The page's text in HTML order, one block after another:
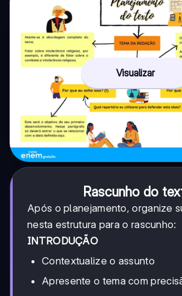
Visualizar
Rascunho do
Após o planejamento, organize
nesta estrutura para o rascunho:
INTRODUÇÃO
Contextualize o assunto
Apresente o tema com